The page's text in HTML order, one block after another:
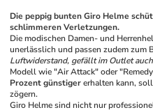
Die peppig bunten Giro Helme
schlimmeren Verletzungen.
Die modischen Damen- und
unerlässlich und passen zudem zum
Luftwiderstand, gefällt im Outlet
Modell wie "Air Attack" oder
Prozent günstiger erhalten kann,
zögern.